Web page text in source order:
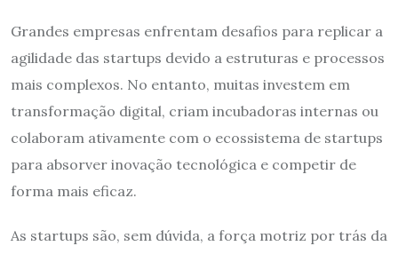
Grandes empresas enfrentam desafios para replicar a
agilidade das startups devido a estruturas e processos
mais complexos. No entanto, muitas investem em
transformação digital, criam incubadoras internas ou
colaboram ativamente com o ecossistema de startups
para absorver inovação tecnológica e competir de
forma mais eficaz.
As startups são, sem dúvida, a força motriz por trás da